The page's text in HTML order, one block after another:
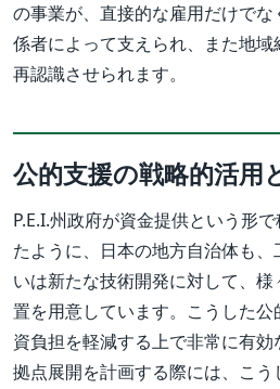
の事業が、直接的な雇用だけで
係者によって支えられ、また地
再認識させられます。
公的支援の戦略的活用
P.E.I.州政府が資金提供という形
たように、日本の地方自治体も
いは新たな技術開発に対して、
置を用意しています。こうした
資負担を軽減する上で非常に有
拠点展開を計画する際には、こ